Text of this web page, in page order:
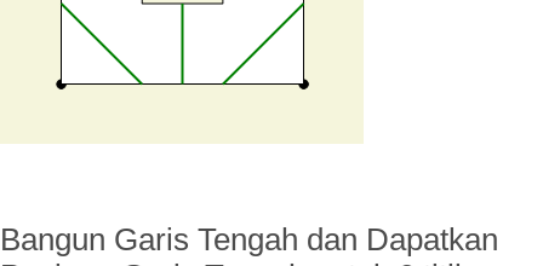
Bangun Garis Tengah dan Dapatkan